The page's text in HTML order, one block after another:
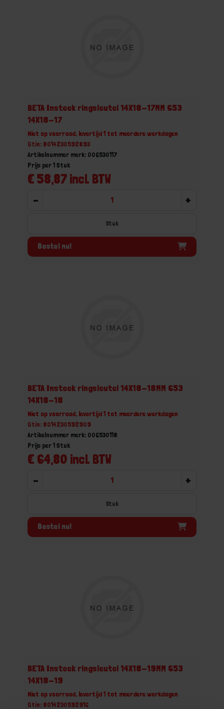
BETA Insteek ringsleutel 14X18-17MM 653
14X18-17
Niet op voorraad, levertijd 1 tot meerdere werkdagen
Gtin: 8014230592893
Artikelnummer merk: 006530117
€ 58,87 incl. BTW
Prijs per 1 Stuk
- +
Stuk
Bestel nu!
BETA Insteek ringsleutel 14X18-18MM 653
14X18-18
Niet op voorraad, levertijd 1 tot meerdere werkdagen
Gtin: 8014230592909
Artikelnummer merk: 006530118
€ 64,80 incl. BTW
Prijs per 1 Stuk
- +
Stuk
Bestel nu!
BETA Insteek ringsleutel 14X18-19MM 653
14X18-19
Niet op voorraad, levertijd 1 tot meerdere werkdagen
Gtin: 8014230592916